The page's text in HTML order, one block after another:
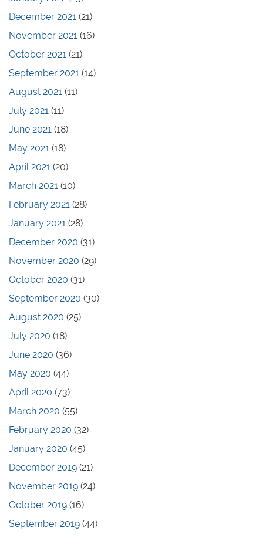
December 2021 (21)
November 2021 (16)
October 2021 (21)
September 2021 (14)
August 2021 (11)
July 2021 (11)
June 2021 (18)
May 2021 (18)
April 2021 (20)
March 2021 (10)
February 2021 (28)
January 2021 (28)
December 2020 (31)
November 2020 (29)
October 2020 (31)
September 2020 (30)
August 2020 (25)
July 2020 (18)
June 2020 (36)
May 2020 (44)
April 2020 (73)
March 2020 (55)
February 2020 (32)
January 2020 (45)
December 2019 (21)
November 2019 (24)
October 2019 (16)
September 2019 (44)